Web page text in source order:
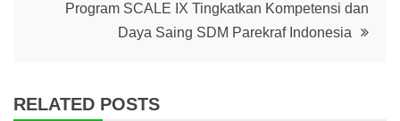
Program SCALE IX Tingkatkan Kompetensi dan
Daya Saing SDM Parekraf Indonesia
RELATED POSTS